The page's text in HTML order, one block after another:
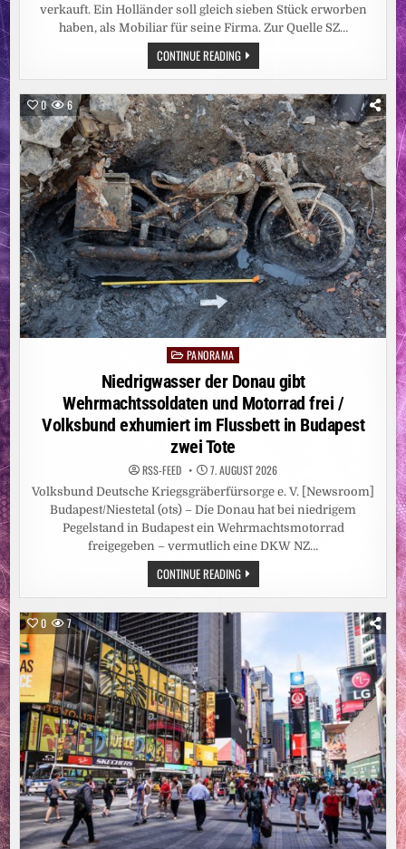
verkauft. Ein Holländer soll gleich sieben Stück erworben
haben, als Mobiliar für seine Firma. Zur Quelle SZ…
CONTINUE READINGÖSTERREICH:
EINE
GANZ
NEUE
FORM
VON
CHEFSESSEL
0 6
PostedPANORAMA
Niedrigwasser der Donau gibt
Wehrmachtssoldaten und Motorrad frei /
Volksbund exhumiert im Flussbett in Budapest
zwei Tote
RSS-FEED 7. AUGUST 2026
Volksbund Deutsche Kriegsgräberfürsorge e. V. [Newsroom]
Budapest/Niestetal (ots) – Die Donau hat bei niedrigem
Pegelstand in Budapest ein Wehrmachtsmotorrad
freigegeben – vermutlich eine DKW NZ…
CONTINUE READINGNIEDRIGWASSER
DER
DONAU
GIBT
MOTORRAD
FREI
/
VOLKSBUND
EXHUMIERT
IM
FLUSSBETT
IN
BUDAPEST
ZWEI
TOTE
0 7